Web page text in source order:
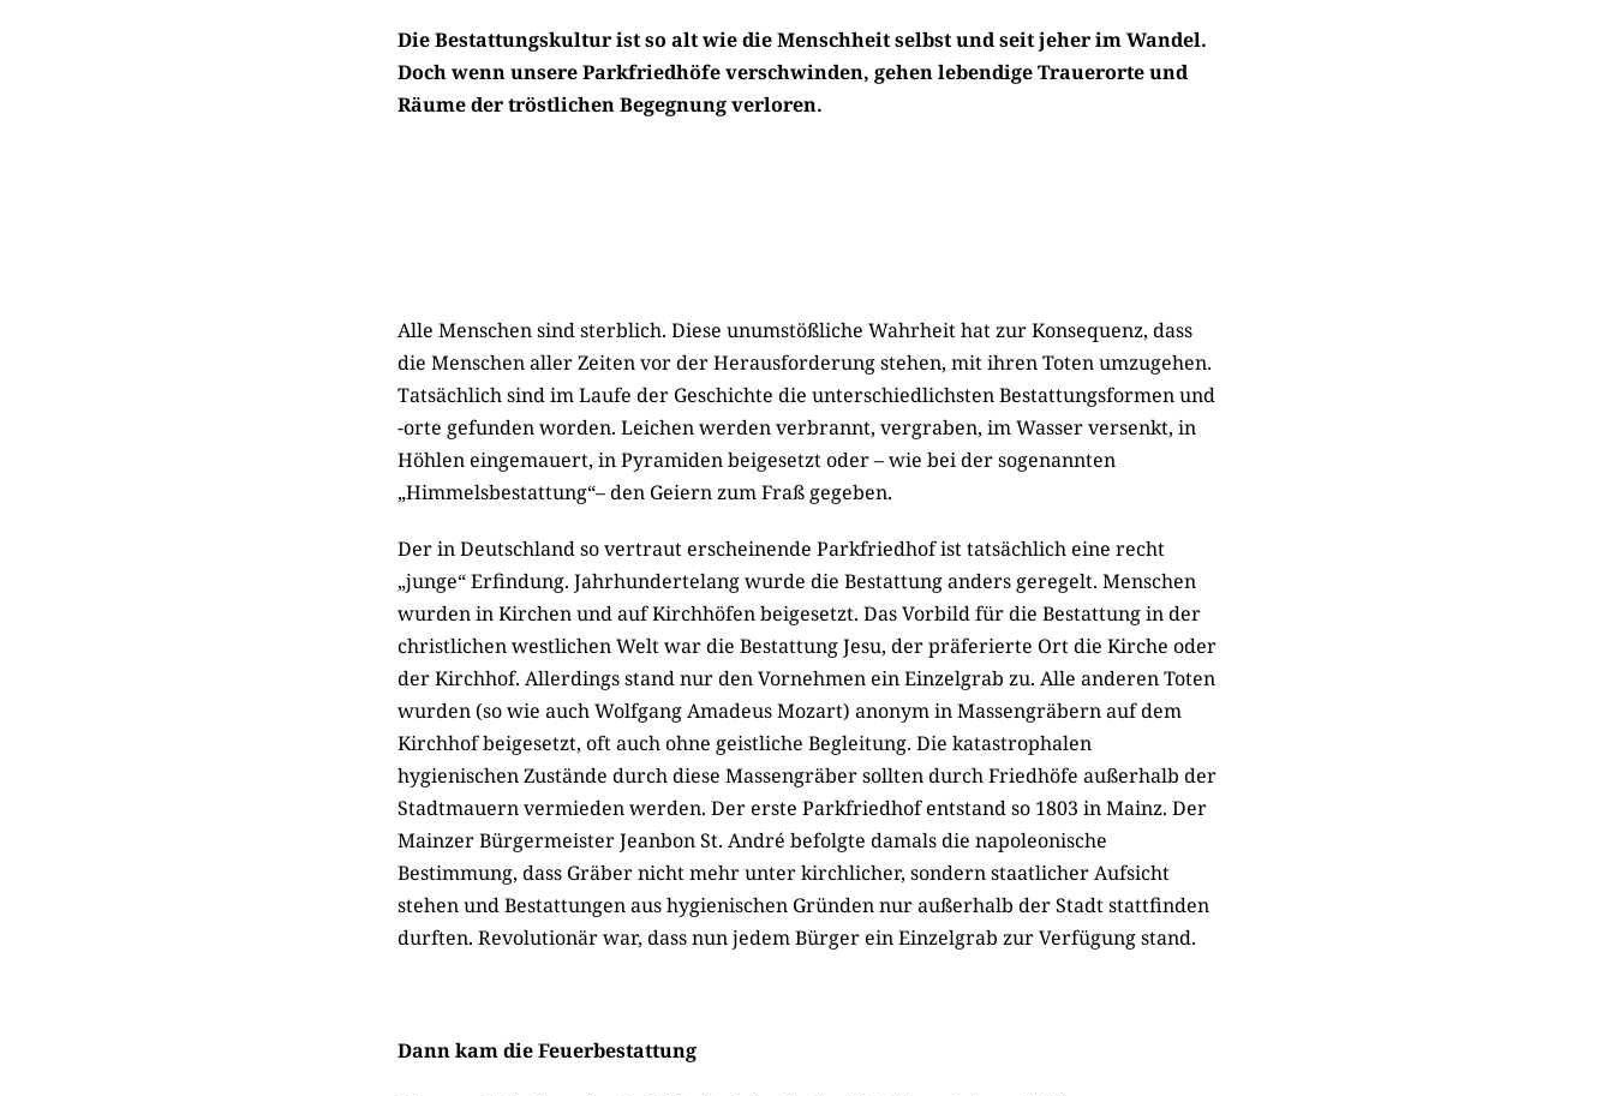
Die Bestattungskultur ist so alt wie die Menschheit selbst und seit jeher im Wandel.
Doch wenn unsere Parkfriedhöfe verschwinden, gehen lebendige Trauerorte und
Räume der tröstlichen Begegnung verloren.
Alle Menschen sind sterblich. Diese unumstößliche Wahrheit hat zur Konsequenz, dass
die Menschen aller Zeiten vor der Herausforderung stehen, mit ihren Toten umzugehen.
Tatsächlich sind im Laufe der Geschichte die unterschiedlichsten Bestattungsformen und
-orte gefunden worden. Leichen werden verbrannt, vergraben, im Wasser versenkt, in
Höhlen eingemauert, in Pyramiden beigesetzt oder – wie bei der sogenannten
„Himmelsbestattung“– den Geiern zum Fraß gegeben.
Der in Deutschland so vertraut erscheinende Parkfriedhof ist tatsächlich eine recht
„junge“ Erfindung. Jahrhundertelang wurde die Bestattung anders geregelt. Menschen
wurden in Kirchen und auf Kirchhöfen beigesetzt. Das Vorbild für die Bestattung in der
christlichen westlichen Welt war die Bestattung Jesu, der präferierte Ort die Kirche oder
der Kirchhof. Allerdings stand nur den Vornehmen ein Einzelgrab zu. Alle anderen Toten
wurden (so wie auch Wolfgang Amadeus Mozart) anonym in Massengräbern auf dem
Kirchhof beigesetzt, oft auch ohne geistliche Begleitung. Die katastrophalen
hygienischen Zustände durch diese Massengräber sollten durch Friedhöfe außerhalb der
Stadtmauern vermieden werden. Der erste Parkfriedhof entstand so 1803 in Mainz. Der
Mainzer Bürgermeister Jeanbon St. André befolgte damals die napoleonische
Bestimmung, dass Gräber nicht mehr unter kirchlicher, sondern staatlicher Aufsicht
stehen und Bestattungen aus hygienischen Gründen nur außerhalb der Stadt stattfinden
durften. Revolutionär war, dass nun jedem Bürger ein Einzelgrab zur Verfügung stand.
Dann kam die Feuerbestattung